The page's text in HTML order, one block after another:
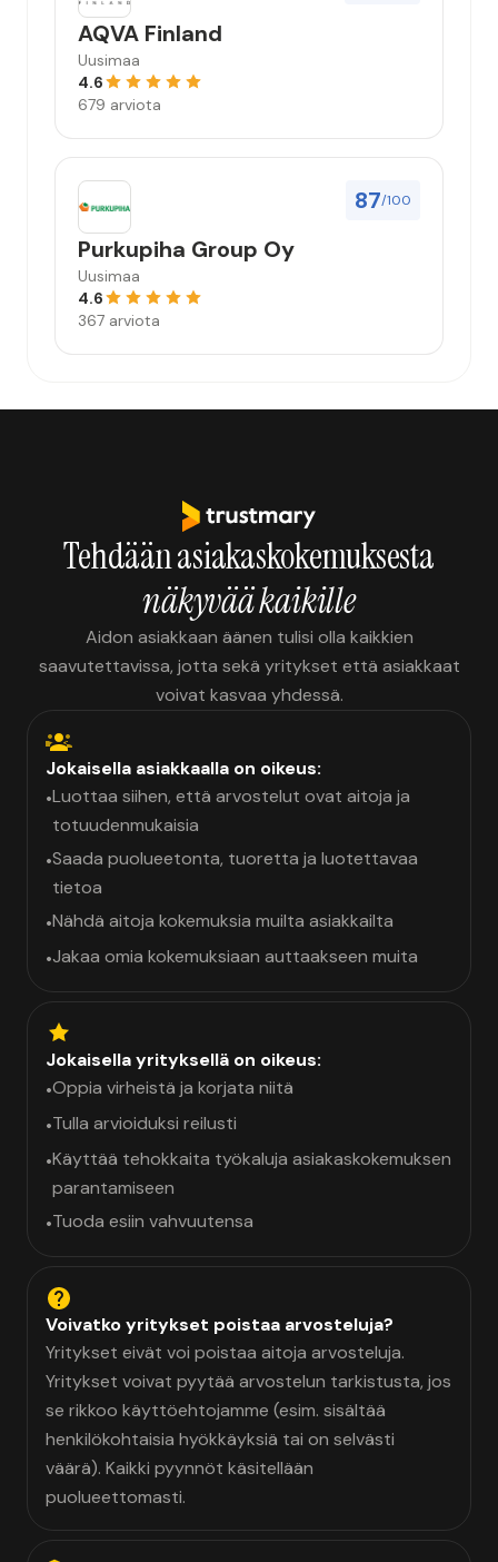
AQVA Finland
Uusimaa
4.6
679 arviota
87/100
Purkupiha Group Oy
Uusimaa
4.6
367 arviota
Tehdään asiakaskokemuksesta
näkyvää kaikille
Aidon asiakkaan äänen tulisi olla kaikkien
saavutettavissa, jotta sekä yritykset että asiakkaat
voivat kasvaa yhdessä.
Jokaisella asiakkaalla on oikeus:
•Luottaa siihen, että arvostelut ovat aitoja ja
totuudenmukaisia
•Saada puolueetonta, tuoretta ja luotettavaa
tietoa
•Nähdä aitoja kokemuksia muilta asiakkailta
•Jakaa omia kokemuksiaan auttaakseen muita
Jokaisella yrityksellä on oikeus:
•Oppia virheistä ja korjata niitä
•Tulla arvioiduksi reilusti
•Käyttää tehokkaita työkaluja asiakaskokemuksen
parantamiseen
•Tuoda esiin vahvuutensa
Voivatko yritykset poistaa arvosteluja?
Yritykset eivät voi poistaa aitoja arvosteluja.
Yritykset voivat pyytää arvostelun tarkistusta, jos
se rikkoo käyttöehtojamme (esim. sisältää
henkilökohtaisia hyökkäyksiä tai on selvästi
väärä). Kaikki pyynnöt käsitellään
puolueettomasti.